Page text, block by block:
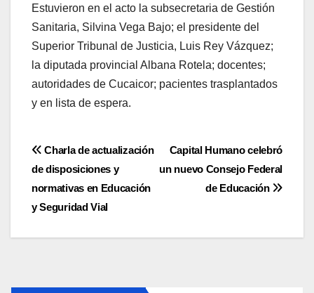
Estuvieron en el acto la subsecretaria de Gestión
Sanitaria, Silvina Vega Bajo; el presidente del
Superior Tribunal de Justicia, Luis Rey Vázquez;
la diputada provincial Albana Rotela; docentes;
autoridades de Cucaicor; pacientes trasplantados
y en lista de espera.
Navegación
de
entradas
Capital Humano celebró
un nuevo Consejo Federal
de Educación
Charla de actualización
de disposiciones y
normativas en Educación
y Seguridad Vial